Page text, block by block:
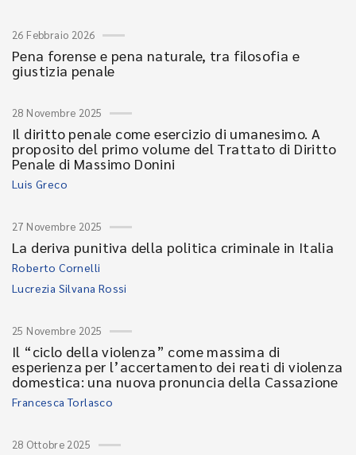
26 Febbraio 2026
Pena forense e pena naturale, tra filosofia e
giustizia penale
28 Novembre 2025
Il diritto penale come esercizio di umanesimo. A
proposito del primo volume del Trattato di Diritto
Penale di Massimo Donini
Luis Greco
27 Novembre 2025
La deriva punitiva della politica criminale in Italia
Roberto Cornelli
Lucrezia Silvana Rossi
25 Novembre 2025
Il “ciclo della violenza” come massima di
esperienza per l’accertamento dei reati di violenza
domestica: una nuova pronuncia della Cassazione
Francesca Torlasco
28 Ottobre 2025